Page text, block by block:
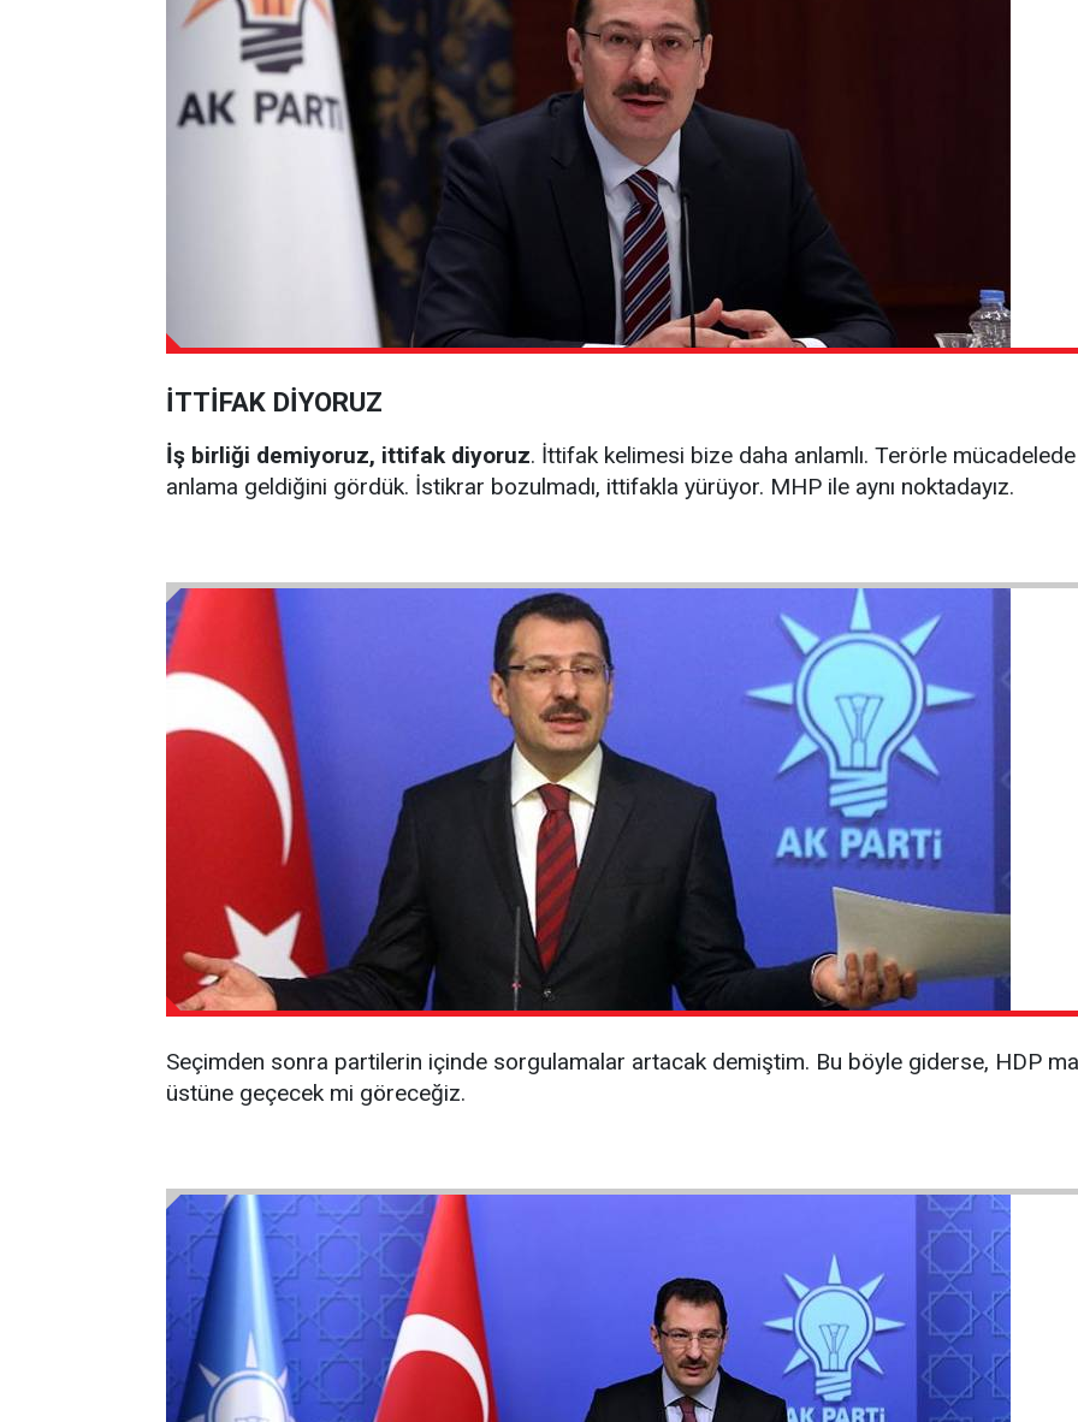
İTTİFAK DİYORUZ
İş birliği demiyoruz, ittifak diyoruz. İttifak kelimesi bize daha anlamlı. Terörle
anlama geldiğini gördük. İstikrar bozulmadı, ittifakla yürüyor. MHP ile aynı noktadayız.
Seçimden sonra partilerin içinde sorgulamalar artacak demiştim. Bu böyle giderse, HDP
üstüne geçecek mi göreceğiz.